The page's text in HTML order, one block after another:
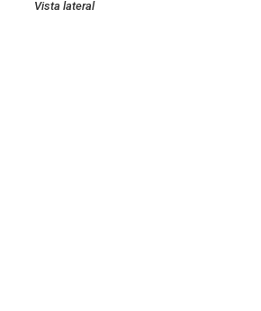
Vista lateral